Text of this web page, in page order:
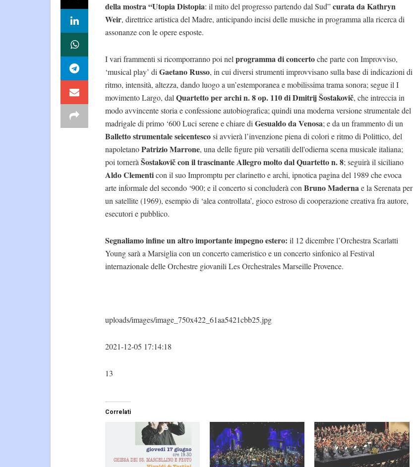
della mostra “Utopia Distopia: il mito del progresso partendo dal Sud”curata da Kathryn
Weir, direttrice artistica del Madre, anticipando incisi delle musiche in programma alla ricerca di
assonanze con le opere esposte.
I vari frammenti si ricomporranno poi nelprogramma di concertoche parte con Improvviso,
‘musical play’ diGaetano Russo, in cui diversi strumenti improvvisano sulla base di indicazioni di
ritmo, intensità, altezza, dando luogo a un’estemporanea e mobilissima trama sonora; segue il I
movimento Largo, dalQuartetto per archi n. 8 op. 110 di Dmitrij Šostakovič, che intreccia in
modo avvincente storia e confessione autobiografica; quindi una moderna versione strumentale del
madrigale di primo ‘600 Luci serene e chiare diGesualdo da Venosa; e da un frammento di un
Balletto strumentale seicentescosi avvierà l’invenzione piena di colori e ritmo di Polittico, del
napoletanoPatrizio Marrone, una delle figure più versatili dell'odierna scena musicale italiana;
poi torneràŠostakovič con il trascinante Allegro molto dal Quartetto n. 8; seguirà il siciliano
Aldo Clementicon il suo Impromptu per clarinetto e archi, ipnotica pagina del 1989 che evoca
arte informale del secondo ‘900; e il concerto si concluderà conBruno Madernae la Serenata per
un satellite (1969), esempio di ‘alea controllata’, gioco estroso di cooperazione creativa fra autore,
esecutori e pubblico.
Segnaliamo infine un altro importante impegno estero: il 12 dicembre l’Orchestra Scarlatti
Young sarà a Marsiglia con un concerto cameristico e un concerto sinfonico al Festival
internazionale delle Orchestre giovanili Les Orchestrales Marseille Provence.
uploads/images/image_750x422_61aa5421cbb25.jpg
2021-12-05 17:14:18
13
Correlati